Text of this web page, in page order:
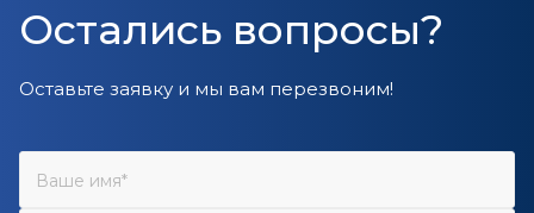
Остались вопросы?
Оставьте заявку и мы вам перезвоним!